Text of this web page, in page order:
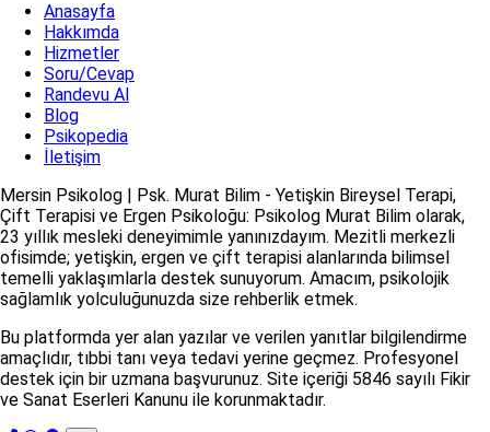
Anasayfa
Hakkımda
Hizmetler
Soru/Cevap
Randevu Al
Blog
Psikopedia
İletişim
Mersin Psikolog | Psk. Murat Bilim - Yetişkin Bireysel Terapi,
Çift Terapisi ve Ergen Psikoloğu: Psikolog Murat Bilim olarak,
23 yıllık mesleki deneyimimle yanınızdayım. Mezitli merkezli
ofisimde; yetişkin, ergen ve çift terapisi alanlarında bilimsel
temelli yaklaşımlarla destek sunuyorum. Amacım, psikolojik
sağlamlık yolculuğunuzda size rehberlik etmek.
Bu platformda yer alan yazılar ve verilen yanıtlar bilgilendirme
amaçlıdır, tıbbi tanı veya tedavi yerine geçmez. Profesyonel
destek için bir uzmana başvurunuz. Site içeriği 5846 sayılı Fikir
ve Sanat Eserleri Kanunu ile korunmaktadır.